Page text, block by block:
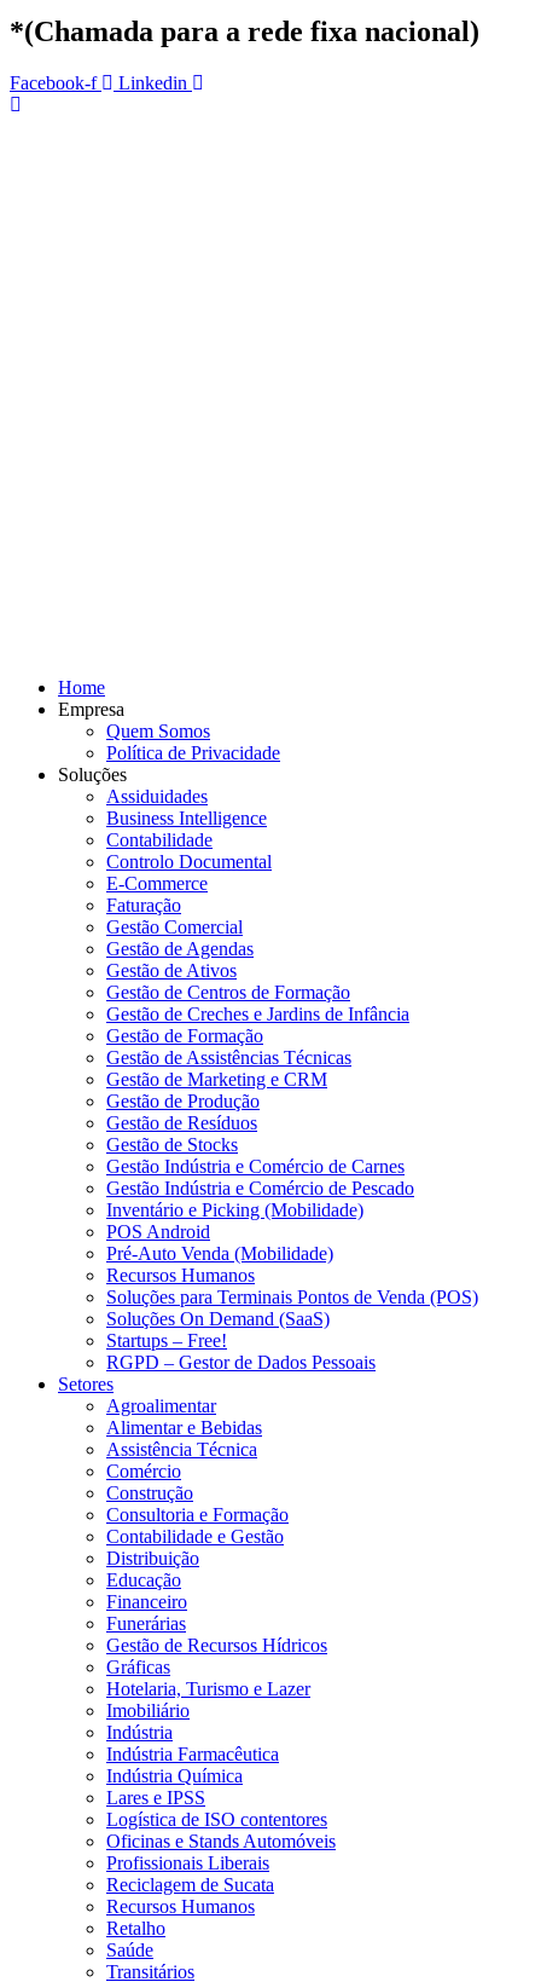
*(Chamada para a rede fixa nacional)
Facebook-f Linkedin
Home
Empresa
Quem Somos
Política de Privacidade
Soluções
Assiduidades
Business Intelligence
Contabilidade
Controlo Documental
E-Commerce
Faturação
Gestão Comercial
Gestão de Agendas
Gestão de Ativos
Gestão de Centros de Formação
Gestão de Creches e Jardins de Infância
Gestão de Formação
Gestão de Assistências Técnicas
Gestão de Marketing e CRM
Gestão de Produção
Gestão de Resíduos
Gestão de Stocks
Gestão Indústria e Comércio de Carnes
Gestão Indústria e Comércio de Pescado
Inventário e Picking (Mobilidade)
POS Android
Pré-Auto Venda (Mobilidade)
Recursos Humanos
Soluções para Terminais Pontos de Venda (POS)
Soluções On Demand (SaaS)
Startups – Free!
RGPD – Gestor de Dados Pessoais
Setores
Agroalimentar
Alimentar e Bebidas
Assistência Técnica
Comércio
Construção
Consultoria e Formação
Contabilidade e Gestão
Distribuição
Educação
Financeiro
Funerárias
Gestão de Recursos Hídricos
Gráficas
Hotelaria, Turismo e Lazer
Imobiliário
Indústria
Indústria Farmacêutica
Indústria Química
Lares e IPSS
Logística de ISO contentores
Oficinas e Stands Automóveis
Profissionais Liberais
Reciclagem de Sucata
Recursos Humanos
Retalho
Saúde
Transitários